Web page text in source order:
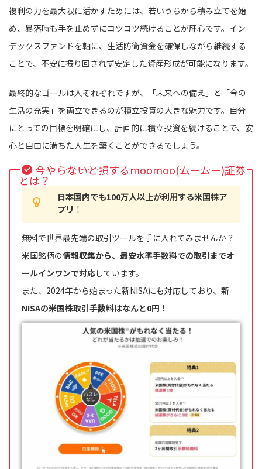
複利の力を最大限に活かすためには、若いうちから積み立てを始
め、暴落時も手を止めずにコツコツ続けることが肝心です。イン
デックスファンドを軸に、生活防衛資金を確保しながら継続する
ことで、不安に振り回されず安定した資産形成が可能になります。
最終的なゴールは人それぞれですが、「未来への備え」と「今の
生活の充実」を両立できるのが積立投資の大きな魅力です。自分
にとっての目標を明確にし、計画的に積立投資を続けることで、安
心と自由に満ちた人生を築くことができるでしょう。
今やらないと損するmoomoo(ムームー)証券
とは？
日本国内でも100万人以上が利用する米国株ア
プリ ！
無料で世界最先端の取引ツールを手に入れてみませんか？
米国銘柄の情報収集から、最安水準手数料での取引までオ
ールインワンで対応しています。
また、2024年から始まった新NISAにも対応しており、 新
NISAの米国株取引手数料はなんと0円！